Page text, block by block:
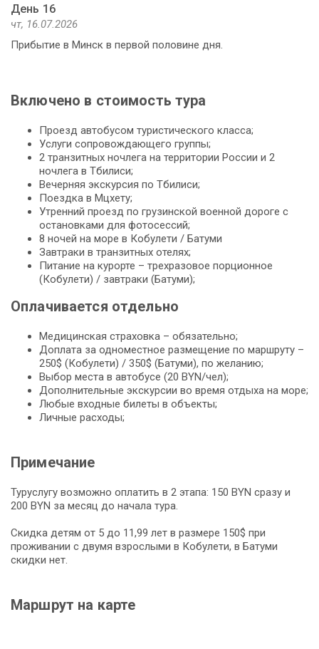
День 16
чт, 16.07.2026
Прибытие в Минск в первой половине дня.
Включено в стоимость тура
Проезд автобусом туристического класса;
Услуги сопровождающего группы;
2 транзитных ночлега на территории России и 2
ночлега в Тбилиси;
Вечерняя экскурсия по Тбилиси;
Поездка в Мцхету;
Утренний проезд по грузинской военной дороге с
остановками для фотосессий;
8 ночей на море в Кобулети / Батуми
Завтраки в транзитных отелях;
Питание на курорте – трехразовое порционное
(Кобулети) / завтраки (Батуми);
Оплачивается отдельно
Медицинская страховка – обязательно;
Доплата за одноместное размещение по маршруту –
250$ (Кобулети) / 350$ (Батуми), по желанию;
Выбор места в автобусе (20 BYN/чел);
Дополнительные экскурсии во время отдыха на море;
Любые входные билеты в объекты;
Личные расходы;
Примечание
Туруслугу возможно оплатить в 2 этапа: 150 BYN сразу и
200 BYN за месяц до начала тура.
Скидка детям от 5 до 11,99 лет в размере 150$ при
проживании с двумя взрослыми в Кобулети, в Батуми
скидки нет.
Маршрут на карте